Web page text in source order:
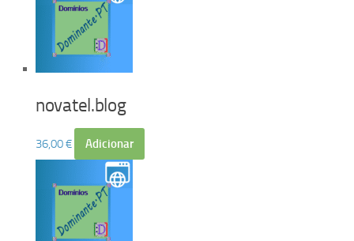
novatel.blog
36,00€ Adicionar